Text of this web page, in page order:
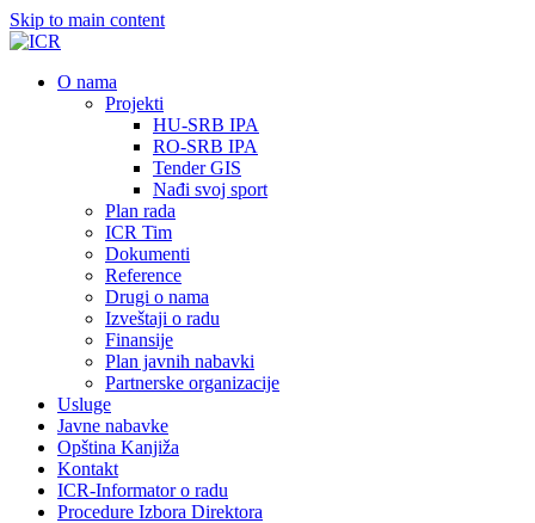
Skip to main content
О nama
Projekti
HU-SRB IPA
RO-SRB IPA
Tender GIS
Nađi svoj sport
Plan rada
ICR Tim
Dokumenti
Reference
Drugi o nama
Izveštaji o radu
Finansije
Plan javnih nabavki
Partnerske organizacije
Usluge
Javne nabavke
Opština Kanjiža
Kontakt
ICR-Informator o radu
Procedure Izbora Direktora